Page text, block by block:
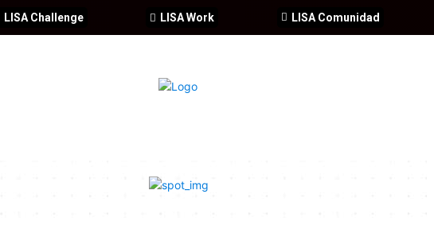
LISA Comunidad
LISA Work
LISA Challenge